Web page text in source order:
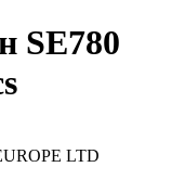
SE780
LTD